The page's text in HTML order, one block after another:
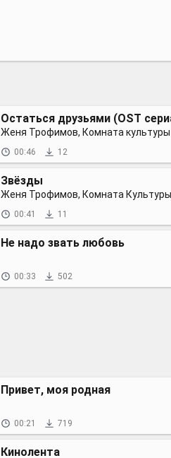
Женя Трофимов, Комната культуры
00:46 12
Звёзды
Женя Трофимов, Комната Культуры
00:41 11
Не надо звать любовь
00:33 502
Привет, моя родная
00:21 719
Кинолента